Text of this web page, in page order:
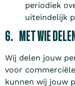
periodiek
uiteindelijk
6. MET WIE
Wij delen jouw
voor
kunnen wij jouw